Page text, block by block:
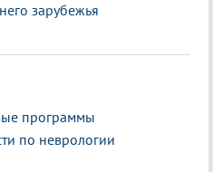
зарубежья
программы
по неврологии